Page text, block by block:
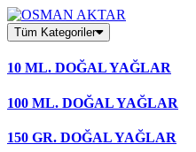
Skip
to
content
Tüm Kategoriler
10 ML. DOĞAL YAĞLAR
100 ML. DOĞAL YAĞLAR
150 GR. DOĞAL YAĞLAR